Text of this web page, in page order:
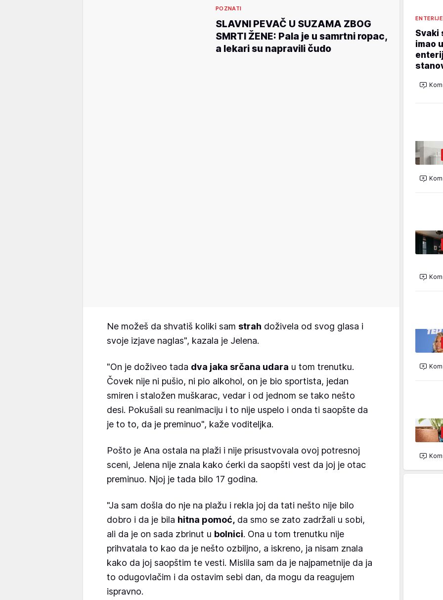
POZNATI
SLAVNI PEVAČ U SUZAMA ZBOG
SMRTI ŽENE: Pala je u samrtni ropac,
a lekari su napravili čudo
Ne možeš da shvatiš koliki sam strah doživela od svog glasa i
svoje izjave naglas", kazala je Jelena.
"On je doživeo tada dva jaka srčana udara u tom trenutku.
Čovek nije ni pušio, ni pio alkohol, on je bio sportista, jedan
smiren i staložen muškarac, vedar i od jednom se tako nešto
desi. Pokušali su reanimaciju i to nije uspelo i onda ti saopšte da
je to to, da je preminuo", kaže voditeljka.
Pošto je Ana ostala na plaži i nije prisustvovala ovoj potresnoj
sceni, Jelena nije znala kako ćerki da saopšti vest da joj je otac
preminuo. Njoj je tada bilo 17 godina.
"Ja sam došla do nje na plažu i rekla joj da tati nešto nije bilo
dobro i da je bila hitna pomoć, da smo se zato zadržali u sobi,
ali da je on sada zbrinut u bolnici. Ona u tom trenutku nije
prihvatala to kao da je nešto ozbiljno, a iskreno, ja nisam znala
kako da joj saopštim te vesti. Mislila sam da je najpametnije da ja
to odugovlačim i da ostavim sebi dan, da mogu da reagujem
ispravno.
Svaki
imao